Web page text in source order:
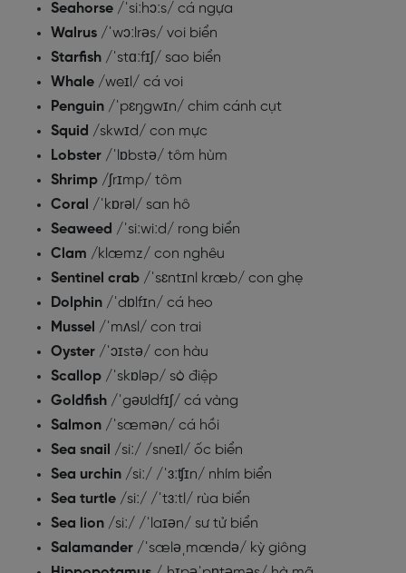
Seahorse /ˈsiːhɔːs/ cá ngựa
Walrus /ˈwɔːlrəs/ voi biển
Starfish /ˈstɑːfɪʃ/ sao biển
Whale /weɪl/ cá voi
Penguin /ˈpɛŋgwɪn/ chim cánh cụt
Squid /skwɪd/ con mực
Lobster /ˈlɒbstə/ tôm hùm
Shrimp /ʃrɪmp/ tôm
Coral /ˈkɒrəl/ san hô
Seaweed /ˈsiːwiːd/ rong biển
Clam /klæmz/ con nghêu
Sentinel crab /ˈsɛntɪnl kræb/ con ghẹ
Dolphin /ˈdɒlfɪn/ cá heo
Mussel /ˈmʌsl/ con trai
Oyster /ˈɔɪstə/ con hàu
Scallop /ˈskɒləp/ sò điệp
Goldfish /ˈgəʊldfɪʃ/ cá vàng
Salmon /ˈsæmən/ cá hồi
Sea snail /siː/ /sneɪl/ ốc biển
Sea urchin /siː/ /ˈɜːʧɪn/ nhím biển
Sea turtle /siː/ /ˈtɜːtl/ rùa biển
Sea lion /siː/ /ˈlaɪən/ sư tử biển
Salamander /ˈsæləˌmændə/ kỳ giông